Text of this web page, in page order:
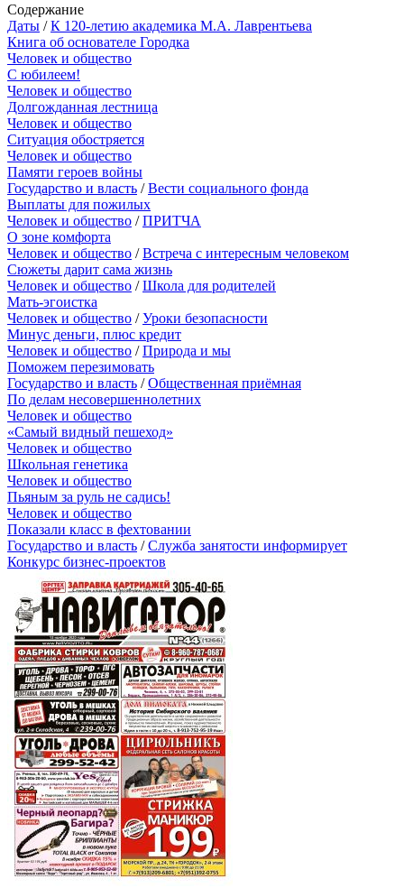
Содержание
Даты /К 120-летию академика М.А. Лаврентьева
Книга об основателе Городка
Человек и общество
С юбилеем!
Человек и общество
Долгожданная лестница
Человек и общество
Ситуация обостряется
Человек и общество
Памяти героев войны
Государство и власть /Вести социального фонда
Выплаты для пожилых
Человек и общество /ПРИТЧА
О зоне комфорта
Человек и общество /Встреча с интересным человеком
Сюжеты дарит сама жизнь
Человек и общество /Школа для родителей
Мать-эгоистка
Человек и общество /Уроки безопасности
Минус деньги, плюс кредит
Человек и общество /Природа и мы
Поможем перезимовать
Государство и власть /Общественная приёмная
По делам несовершеннолетних
Человек и общество
«Самый видный пешеход»
Человек и общество
Школьная генетика
Человек и общество
Пьяным за руль не садись!
Человек и общество
Показали класс в фехтовании
Государство и власть /Служба занятости информирует
Конкурс бизнес-проектов